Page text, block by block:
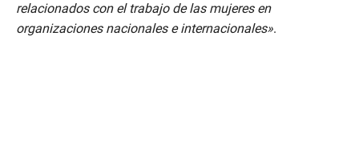
relacionados con el trabajo de las mujeres en
organizaciones nacionales e internacionales».